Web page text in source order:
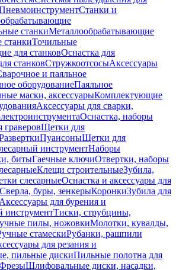
Станки и
станкиМеталлообрабатывающие
станкиТочильные
для станковОснастка для
станковСтружкоотсосыАксессуары
и паяльное
оборудованиеПаяльное
маски, аксессуарыКомплектующие
Аксессуары для сварки,
Оснастка, наборы
граверовЩетки для
ПуансоныЩетки для
инструментНаборы
битыГаечные ключиОтвертки, наборы
Клещи строительныеЗубила,
слесарныеОснастка и аксессуары для
Сверла, буры, зенкерыКоронкиЗубила для
Аксессуары для бурения и
инструментТиски, струбцины,
пилы, ножовкиМолотки, кувалды,
стамескиРубанки, рашпили
для резания и
пильные дискиПильные полотна для
Шлифовальные диски, насадки,